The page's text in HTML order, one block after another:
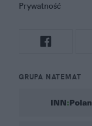
Prywatność
GRUPA NATEMAT